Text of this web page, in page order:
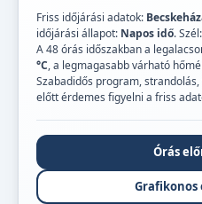
Friss időjárási adatok:
időjárási állapot: Napos idő. Szél:
A 48 órás időszakban a
°C, a legmagasabb várható
Szabadidős program,
előtt érdemes figyelni a friss
Órás
Grafikonos